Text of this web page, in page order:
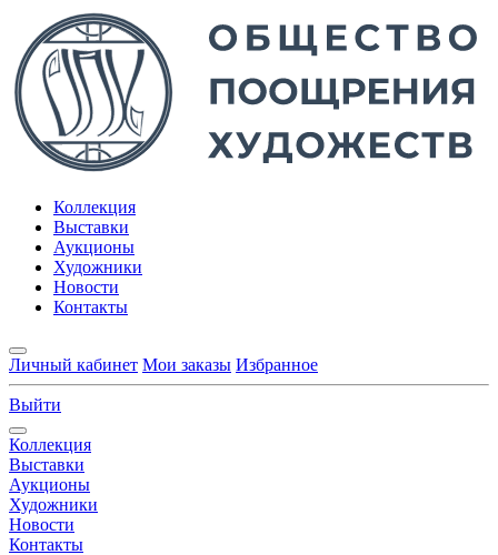
Коллекция
Выставки
Аукционы
Художники
Новости
Контакты
Личный кабинет Мои заказы Избранное
Выйти
Коллекция
Выставки
Аукционы
Художники
Новости
Контакты